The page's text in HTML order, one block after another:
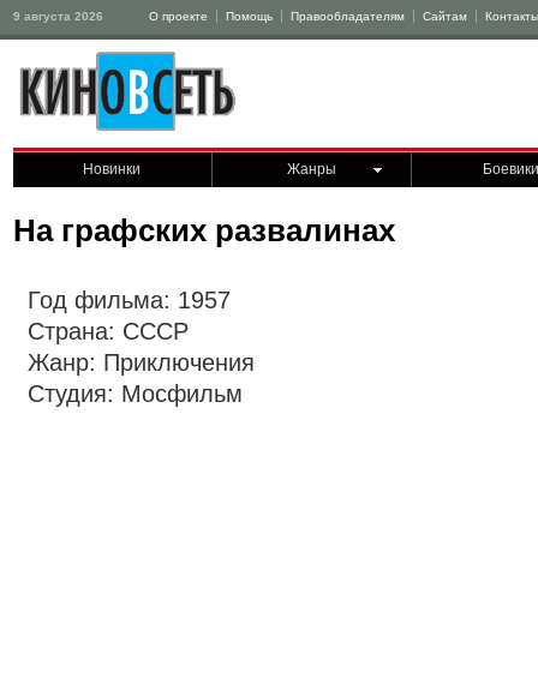
9 августа 2026 О проекте Помощь Правообладателям Сайтам Контакты
Новинки Жанры Боевики
На графских развалинах
Год фильма: 1957
Страна: СССР
Жанр: Приключения
Студия: Мосфильм